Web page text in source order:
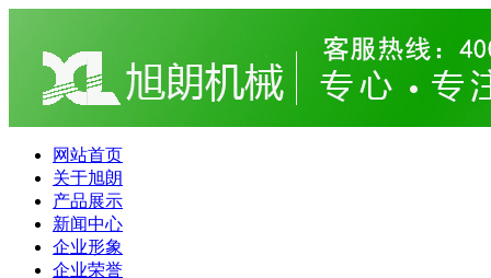
网站首页
关于旭朗
产品展示
新闻中心
企业形象
企业荣誉